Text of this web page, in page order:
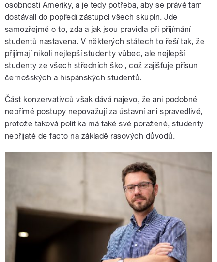
osobnosti Ameriky, a je tedy potřeba, aby se právě tam
dostávali do popředí zástupci všech skupin. Jde
samozřejmě o to, zda a jak jsou pravidla při přijímání
studentů nastavena. V některých státech to řeší tak, že
přijímají nikoli nejlepší studenty vůbec, ale nejlepší
studenty ze všech středních škol, což zajišťuje přísun
černošských a hispánských studentů.
Část konzervativců však dává najevo, že ani podobné
nepřímé postupy nepovažují za ústavní ani spravedlivé,
protože taková politika má také své poražené, studenty
nepřijaté de facto na základě rasových důvodů.